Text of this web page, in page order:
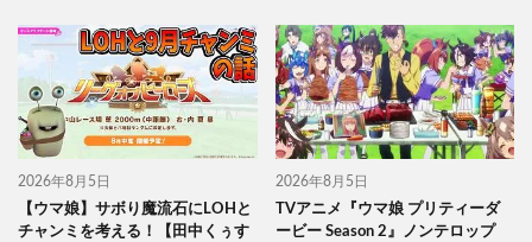
2026年8月5日
【ウマ娘】サボり魔流石にLOHと
チャンミを考える！【田中くぅす
2026年8月5日
TVアニメ『ウマ娘 プリティーダ
ービー Season 2』ノンテロップ